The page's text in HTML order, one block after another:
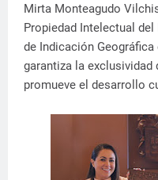
Mirta Monteagudo
Propiedad Intelectual
de Indicación
garantiza la
promueve el desarrollo